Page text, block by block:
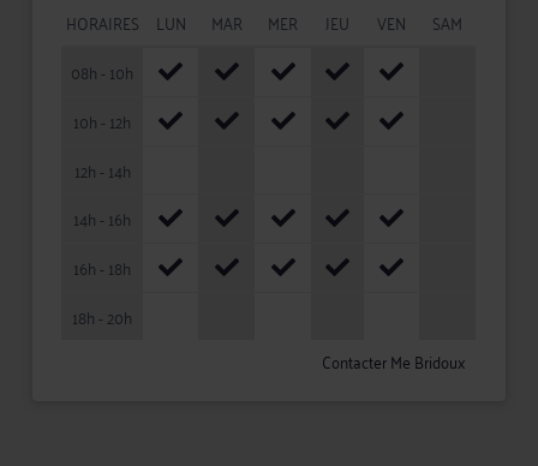
HORAIRES LUN MAR MER JEU VEN
SAM
08h - 10h
10h - 12h
12h - 14h
14h - 16h
16h - 18h
18h - 20h
Contacter Me Bridoux